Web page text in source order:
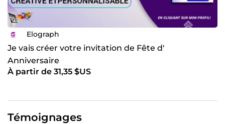
Elograph
Je vais créer votre invitation de Fête d'
Anniversaire
À partir de 31,35 $US
Témoignages